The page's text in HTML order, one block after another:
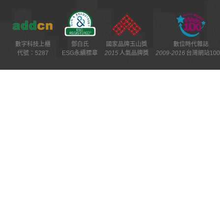
數字科技上櫃
代號：5287
鄧白氏
ESG永續標章
國家品牌玉山獎
2015 人氣品牌獎
數位時代雜誌
2009-2016 台灣網站